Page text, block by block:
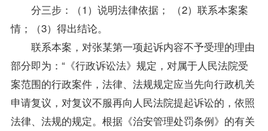
分三步：（1）说明法律依据； （2）联系本案案
情；（3）得出结论。
联系本案，对张某第一项起诉内容不予受理的理由
部分即为：“《行政诉讼法》规定，对属于人民法院受
案范围的行政案件，法律、法规规定应当先向行政机关
申请复议，对复议不服再向人民法院提起诉讼的，依照
法律、法规的规定。根据《治安管理处罚条例》的有关